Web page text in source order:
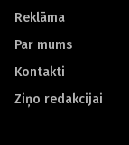
Reklāma
Par mums
Kontakti
Ziņo redakcijai